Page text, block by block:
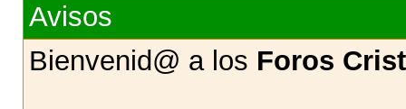
Avisos
Bienvenid@ a los Foros